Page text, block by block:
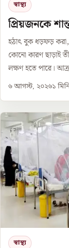
স্বাস্থ্য
প্রিয়জনকে
হঠাৎ বুক ধড়ফড় করা,
কোনো কারণ ছাড়াই
লক্ষণ হতে পারে।
৬ আগস্ট, ২০২৬১
স্বাস্থ্য